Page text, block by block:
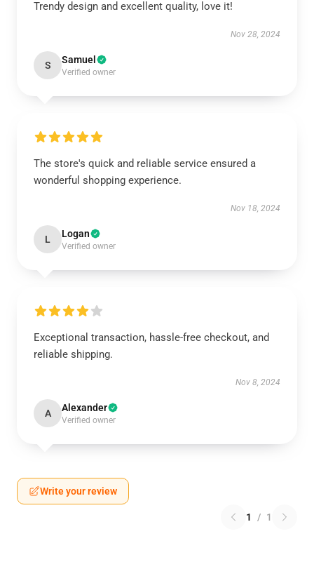
Trendy design and excellent quality, love it!
Nov 28, 2024
S Samuel
Verified owner
The store's quick and reliable service ensured a
wonderful shopping experience.
Nov 18, 2024
L Logan
Verified owner
Exceptional transaction, hassle-free checkout, and
reliable shipping.
Nov 8, 2024
A Alexander
Verified owner
Write your review
1 / 1